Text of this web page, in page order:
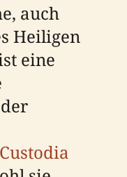
auch
Heiligen
eine
Custodia